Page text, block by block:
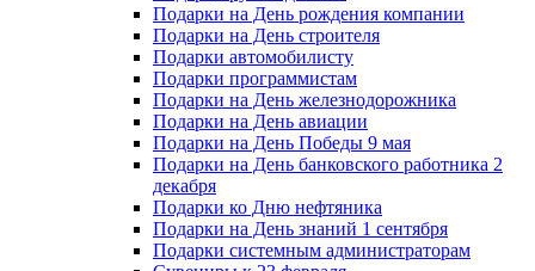
Подарки на День рождения компании
Подарки на День строителя
Подарки автомобилисту
Подарки программистам
Подарки на День железнодорожника
Подарки на День авиации
Подарки на День Победы 9 мая
Подарки на День банковского работника 2
декабря
Подарки ко Дню нефтяника
Подарки на День знаний 1 сентября
Подарки системным администраторам